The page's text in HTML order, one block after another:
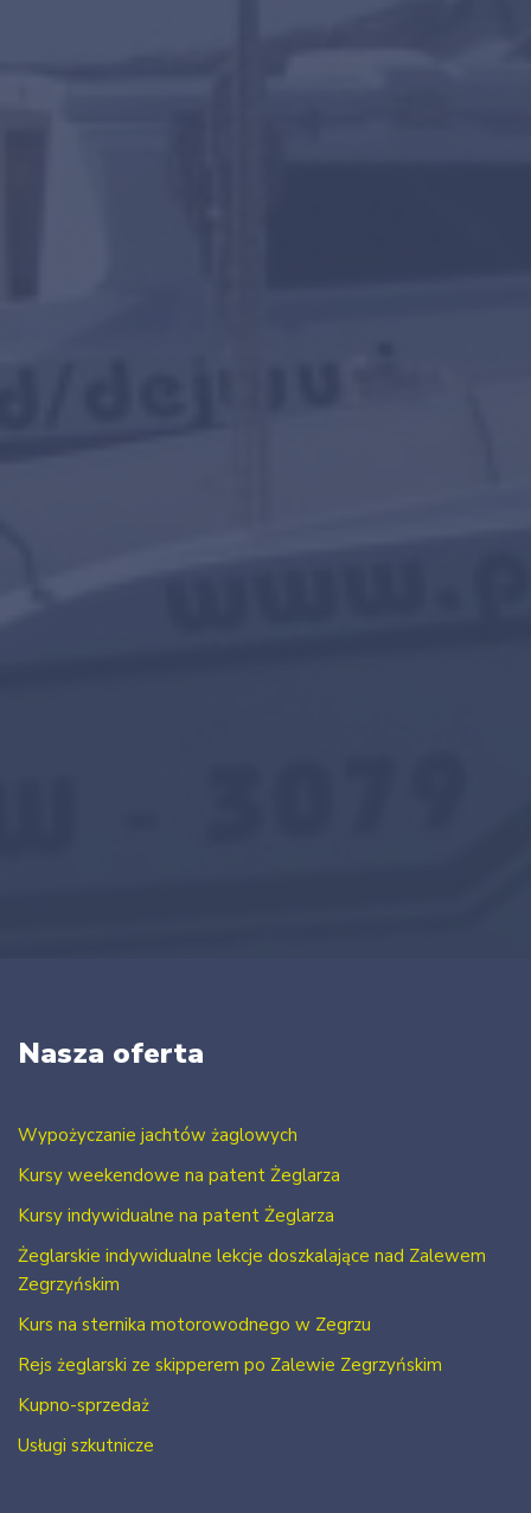
Nasza oferta
Wypożyczanie jachtów żaglowych
Kursy weekendowe na patent Żeglarza
Kursy indywidualne na patent Żeglarza
Żeglarskie indywidualne lekcje doszkalające nad Zalewem
Zegrzyńskim
Kurs na sternika motorowodnego w Zegrzu
Rejs żeglarski ze skipperem po Zalewie Zegrzyńskim
Kupno-sprzedaż
Usługi szkutnicze